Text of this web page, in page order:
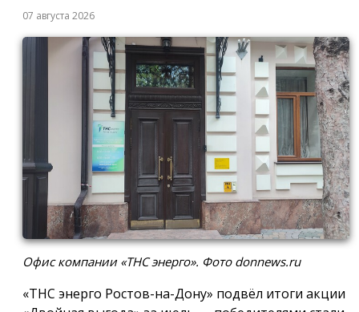
07 августа 2026
Офис компании «ТНС энерго». Фото donnews.ru
«ТНС энерго Ростов-на-Дону» подвёл итоги акции